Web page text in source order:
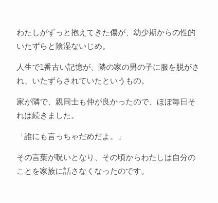
わたしがずっと抱えてきた傷が、幼少期からの性的
いたずらと陰湿ないじめ。
人生で1番古い記憶が、隣の家の男の子に服を脱がさ
れ、いたずらされていたというもの。
家が隣で、親同士も仲が良かったので、ほぼ毎日そ
れは続きました。
「誰にも言っちゃだめだよ。」
その言葉が呪いとなり、その頃からわたしは自分の
ことを家族に話さなくなったのです。